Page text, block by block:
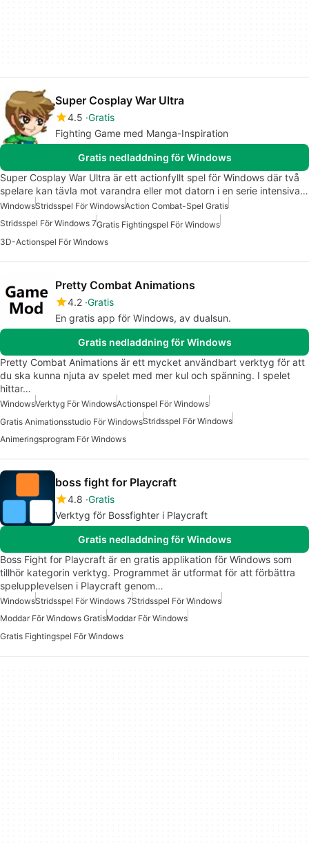
Super Cosplay War Ultra
4.5 Gratis
Fighting Game med Manga-Inspiration
Gratis nedladdning för Windows
Super Cosplay War Ultra är ett actionfyllt spel för Windows där två
spelare kan tävla mot varandra eller mot datorn i en serie intensiva…
WindowsStridsspel För WindowsAction Combat-Spel Gratis
Stridsspel För Windows 7Gratis Fightingspel För Windows
3D-Actionspel För Windows
Pretty Combat Animations
4.2 Gratis
En gratis app för Windows, av dualsun.
Gratis nedladdning för Windows
Pretty Combat Animations är ett mycket användbart verktyg för att
du ska kunna njuta av spelet med mer kul och spänning. I spelet
hittar…
WindowsVerktyg För WindowsActionspel För Windows
Gratis Animationsstudio För WindowsStridsspel För Windows
Animeringsprogram För Windows
boss fight for Playcraft
4.8 Gratis
Verktyg för Bossfighter i Playcraft
Gratis nedladdning för Windows
Boss Fight for Playcraft är en gratis applikation för Windows som
tillhör kategorin verktyg. Programmet är utformat för att förbättra
spelupplevelsen i Playcraft genom…
WindowsStridsspel För Windows 7Stridsspel För Windows
Moddar För Windows GratisModdar För Windows
Gratis Fightingspel För Windows